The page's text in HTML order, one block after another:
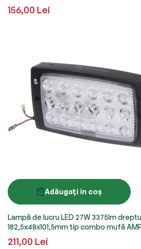
156,00 Lei
Adăugați in coș
Lampă de lucru LED 27W 3375lm
182,5x48x101,5mm tip combo mufă
211,00 Lei